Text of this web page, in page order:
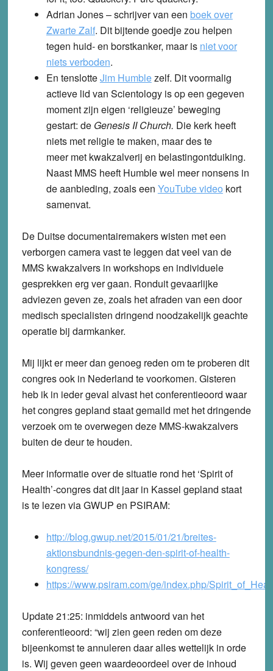
Adrian Jones– schrijver van een boek over
Zwarte Zalf. Dit bijtende goedje zou helpen
tegen huid- en borstkanker, maar is niet voor
niets verboden.
En tenslotteJim Humblezelf. Dit voormalig
actieve lid van Scientology is op een gegeven
moment zijn eigen ‘religieuze’ beweging
gestart: de Genesis II Church. Die kerk heeft
niets met religie te maken, maar des te
meer met kwakzalverij en belastingontduiking.
Naast MMS heeft Humble wel meer nonsens in
de aanbieding, zoals een YouTube video kort
samenvat.
De Duitse documentairemakers wisten met een
verborgen camera vast te leggen dat veel van de
MMS kwakzalvers in workshops en individuele
gesprekken erg ver gaan. Ronduit gevaarlijke
adviezen geven ze, zoals het afraden van een door
medisch specialisten dringend noodzakelijk geachte
operatie bij darmkanker.
Mij lijkt er meer dan genoeg reden om te proberen dit
congres ook in Nederland te voorkomen. Gisteren
heb ik in ieder geval alvast het conferentieoord waar
het congres gepland staat gemaild met het dringende
verzoek om te overwegen deze MMS-kwakzalvers
buiten de deur te houden.
Meer informatie over de situatie rond het ‘Spirit of
Health’-congres dat dit jaar in Kassel gepland staat
is te lezen via GWUP en PSIRAM:
http://blog.gwup.net/2015/01/21/breites-
aktionsbundnis-gegen-den-spirit-of-health-
kongress/
https://www.psiram.com/ge/index.php/
Update 21:25: inmiddels antwoord van het
conferentieoord: “wij zien geen reden om deze
bijeenkomst te annuleren daar alles wettelijk in orde
is. Wij geven geen waardeoordeel over de inhoud